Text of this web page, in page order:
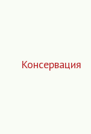
Консервация